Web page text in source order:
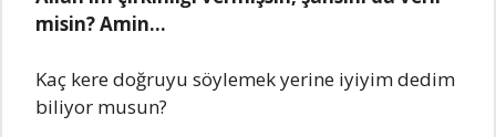
misin? Amin…
Kaç kere doğruyu söylemek yerine iyiyim dedim
biliyor musun?